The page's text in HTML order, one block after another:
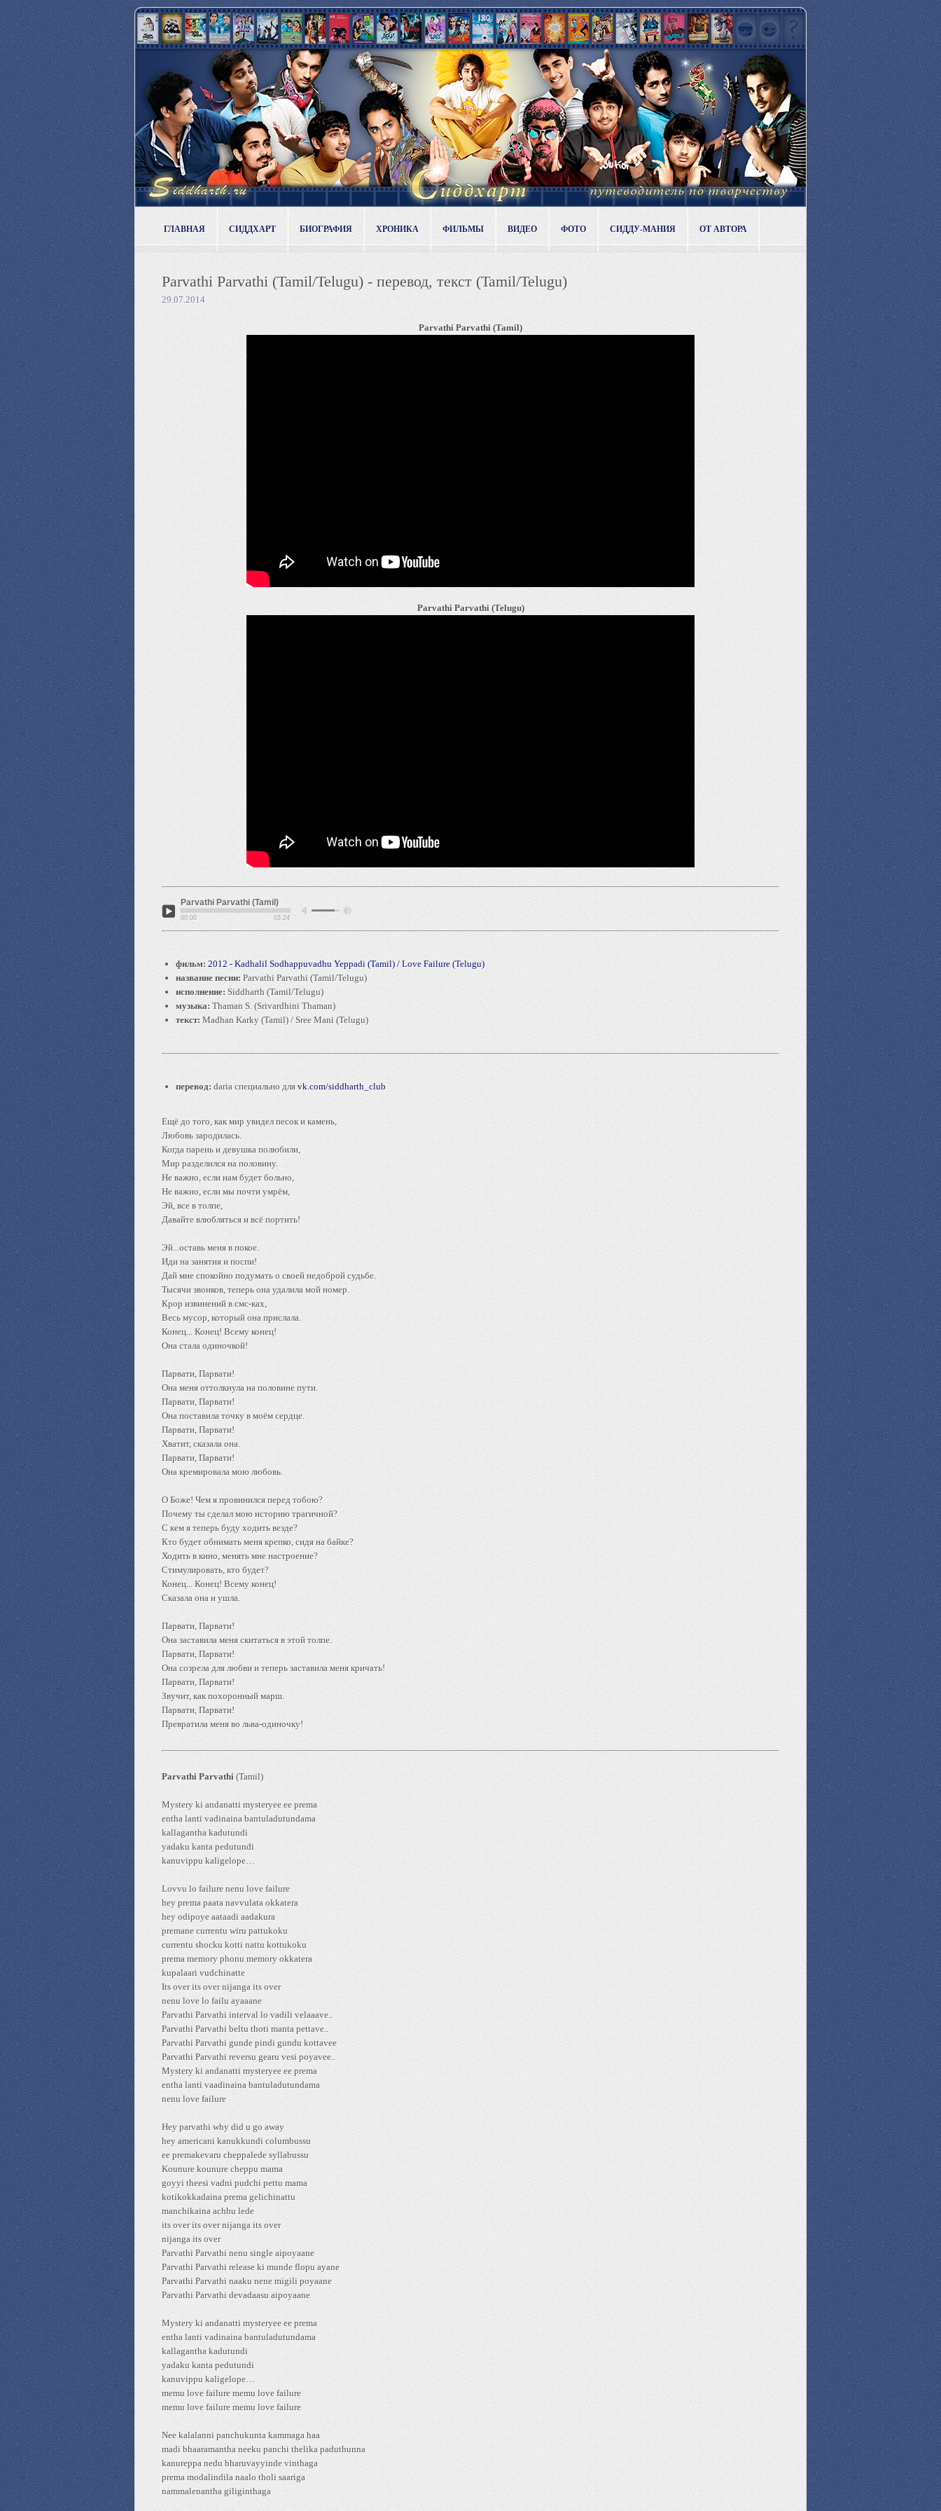
ГЛАВНАЯ СИДДХАРТ БИОГРАФИЯ ХРОНИКА ФИЛЬМЫ ВИДЕО ФОТО СИДДУ-МАНИЯ ОТ АВТОРА
Parvathi Parvathi (Tamil/Telugu) - перевод, текст (Tamil/Telugu)
29.07.2014
Parvathi Parvathi (Tamil)
Parvathi Parvathi (Telugu)
Parvathi Parvathi (Tamil)
00:00 03:24
фильм: 2012 - Kadhalil Sodhappuvadhu Yeppadi (Tamil) / Love Failure (Telugu)
название песни: Parvathi Parvathi (Tamil/Telugu)
исполнение: Siddharth (Tamil/Telugu)
музыка: Thaman S. (Srivardhini Thaman)
текст: Madhan Karky (Tamil) / Sree Mani (Telugu)
перевод: daria специально для vk.com/siddharth_club
Ещё до того, как мир увидел песок и камень,
Любовь зародилась.
Когда парень и девушка полюбили,
Мир разделился на половину.
Не важно, если нам будет больно,
Не важно, если мы почти умрём,
Эй, все в толпе,
Давайте влюбляться и всё портить!
Эй...оставь меня в покое.
Иди на занятия и поспи!
Дай мне спокойно подумать о своей недоброй судьбе.
Тысячи звонков, теперь она удалила мой номер.
Крор извинений в смс-ках,
Весь мусор, который она прислала.
Конец... Конец! Всему конец!
Она стала одиночкой!
Парвати, Парвати!
Она меня оттолкнула на половине пути.
Парвати, Парвати!
Она поставила точку в моём сердце.
Парвати, Парвати!
Хватит, сказала она.
Парвати, Парвати!
Она кремировала мою любовь.
О Боже! Чем я провинился перед тобою?
Почему ты сделал мою историю трагичной?
С кем я теперь буду ходить везде?
Кто будет обнимать меня крепко, сидя на байке?
Ходить в кино, менять мне настроение?
Стимулировать, кто будет?
Конец... Конец! Всему конец!
Сказала она и ушла.
Парвати, Парвати!
Она заставила меня скитаться в этой толпе.
Парвати, Парвати!
Она созрела для любви и теперь заставила меня кричать!
Парвати, Парвати!
Звучит, как похоронный марш.
Парвати, Парвати!
Превратила меня во льва-одиночку!
Parvathi Parvathi (Tamil)
Mystery ki andanatti mysteryee ee prema
entha lanti vadinaina bantuladutundama
kallagantha kadutundi
yadaku kanta pedutundi
kanuvippu kaligelope…
Lovvu lo failure nenu love failure
hey prema paata navvulata okkatera
hey odipoye aataadi aadakura
premane currentu wiru pattukoku
currentu shocku kotti nattu kottukoku
prema memory phonu memory okkatera
kupalaari vudchinatte
Its over its over nijanga its over
nenu love lo failu ayaaane
Parvathi Parvathi interval lo vadili velaaave..
Parvathi Parvathi beltu thoti manta pettave..
Parvathi Parvathi gunde pindi gundu kottavee
Parvathi Parvathi reversu gearu vesi poyavee..
Mystery ki andanatti mysteryee ee prema
entha lanti vaadinaina bantuladutundama
nenu love failure
Hey parvathi why did u go away
hey americani kanukkundi columbussu
ee premakevaru cheppalede syllabussu
Kounure kounure cheppu mama
goyyi theesi vadni pudchi pettu mama
kotikokkadaina prema gelichinattu
manchikaina achhu lede
its over its over nijanga its over
nijanga its over
Parvathi Parvathi nenu single aipoyaane
Parvathi Parvathi release ki munde flopu ayane
Parvathi Parvathi naaku nene migili poyaane
Parvathi Parvathi devadaasu aipoyaane
Mystery ki andanatti mysteryee ee prema
entha lanti vadinaina bantuladutundama
kallagantha kadutundi
yadaku kanta pedutundi
kanuvippu kaligelope…
memu love failure memu love failure
memu love failure memu love failure
Nee kalalanni panchukunta kammaga haa
madi bhaaramantha neeku panchi thelika paduthunna
kanureppa nedu bharuvayyinde vinthaga
prema modalindila naalo tholi saariga
nammalenantha giliginthaga